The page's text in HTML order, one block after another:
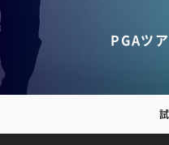
PGAツ